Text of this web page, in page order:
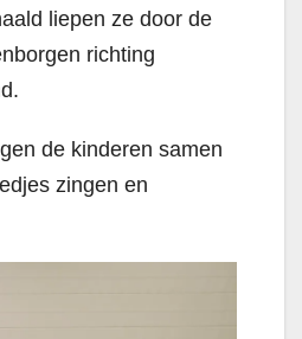
liepen ze door de
richting
de kinderen samen
zingen en